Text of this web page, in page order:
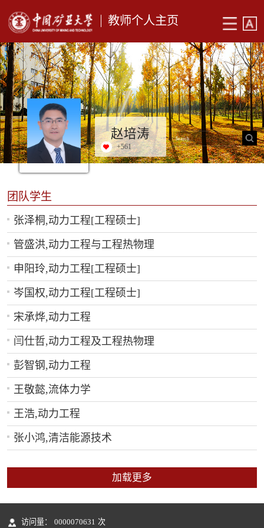
教师个人主页
赵培涛
+561
团队学生
张泽桐,动力工程[工程硕士]
管盛洪,动力工程与工程热物理
申阳玲,动力工程[工程硕士]
岑国权,动力工程[工程硕士]
宋承烨,动力工程
闫仕哲,动力工程及工程热物理
彭智钢,动力工程
王敬懿,流体力学
王浩,动力工程
张小鸿,清洁能源技术
加载更多
访问量： 0000070631 次